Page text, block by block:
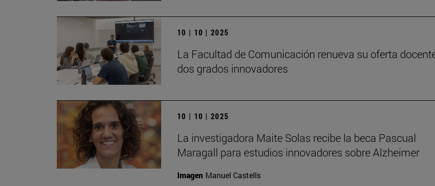
10 | 10 | 2025
La Facultad de Comunicación renueva su oferta
dos grados innovadores
10 | 10 | 2025
La investigadora Maite Solas recibe la beca Pascual
Maragall para estudios innovadores sobre Alzheimer
Imagen Manuel Castells